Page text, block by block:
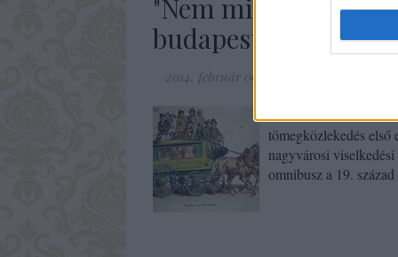
"Nem mindig
budapesti
2014. február 09.
Az omnibusz szót ma
tömegközlekedés első
nagyvárosi
omnibusz a 19.